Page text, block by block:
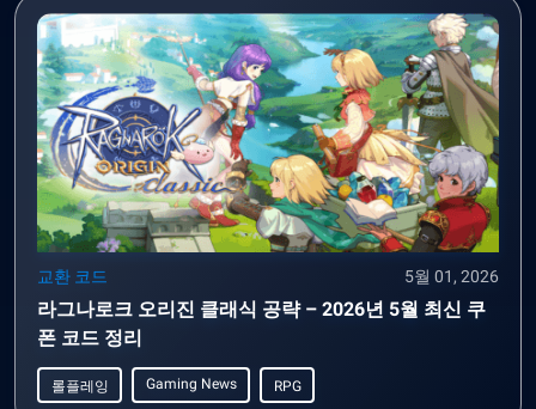
교환 코드 5월 01, 2026
라그나로크 오리진 클래식 공략 – 2026년 5월 최신 쿠
폰 코드 정리
롤플레잉 Gaming News RPG